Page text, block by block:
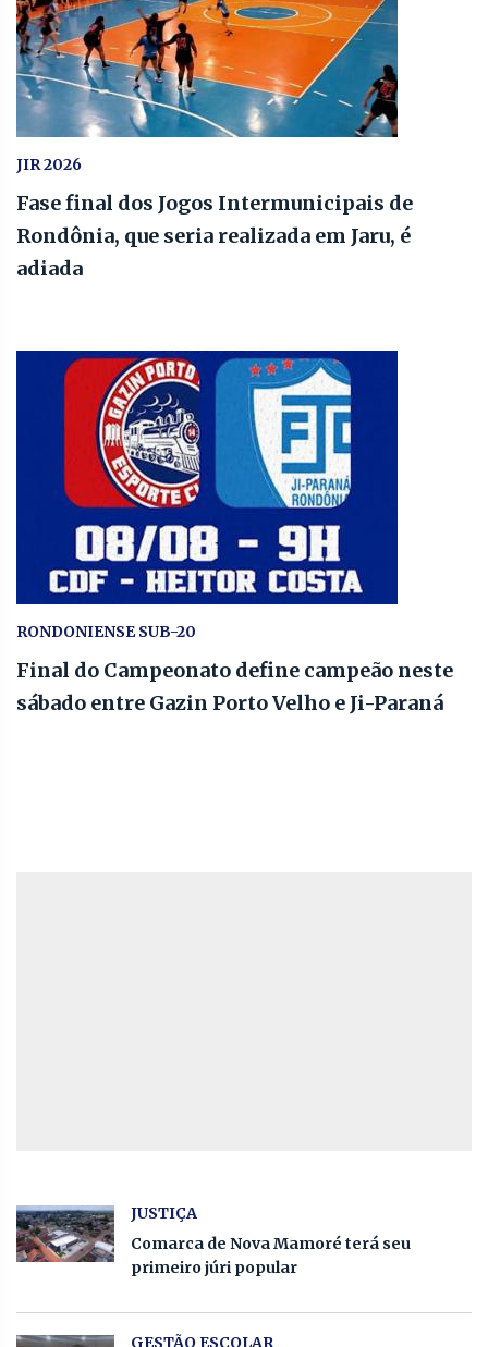
JIR 2026
Fase final dos Jogos Intermunicipais de
Rondônia, que seria realizada em Jaru, é
adiada
RONDONIENSE SUB-20
Final do Campeonato define campeão neste
sábado entre Gazin Porto Velho e Ji-Paraná
JUSTIÇA
Comarca de Nova Mamoré terá seu
primeiro júri popular
GESTÃO ESCOLAR